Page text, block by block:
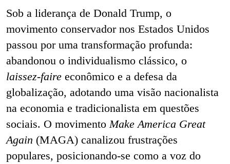
Sob a liderança de Donald Trump, o
movimento conservador nos Estados Unidos
passou por uma transformação profunda:
abandonou o individualismo clássico, o
laissez-faire econômico e a defesa da
globalização, adotando uma visão nacionalista
na economia e tradicionalista em questões
sociais. O movimento Make America Great
Again (MAGA) canalizou frustrações
populares, posicionando-se como a voz do